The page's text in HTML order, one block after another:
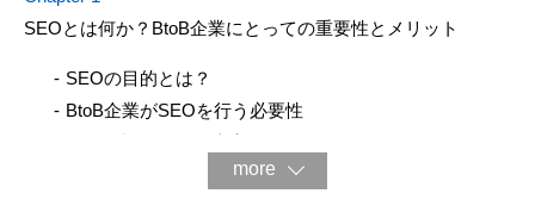
SEOとは何か？BtoB企業にとっての重要性とメリット
SEOの目的とは？
BtoB企業がSEOを行う必要性
more